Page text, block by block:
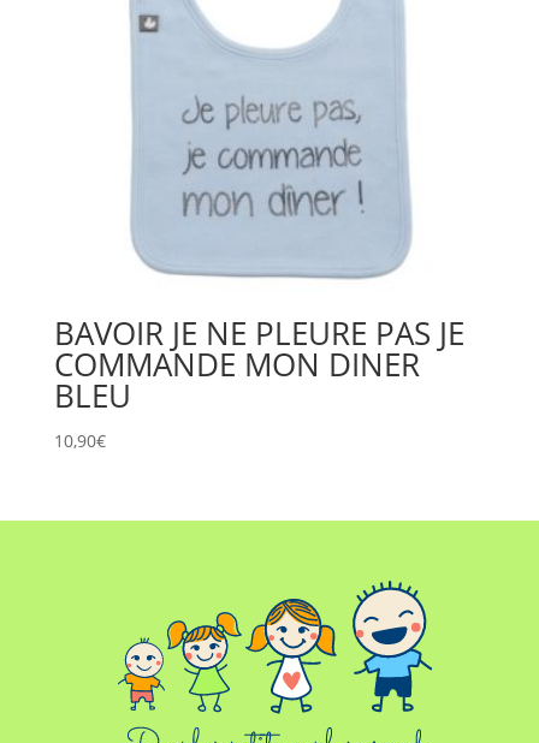
BAVOIR JE NE PLEURE PAS JE
COMMANDE MON DINER
BLEU
10,90€